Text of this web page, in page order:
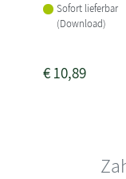
Sofort lieferbar
(Download)
€10,89